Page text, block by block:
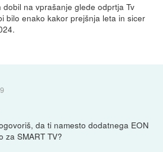
dobil na vprašanje glede odprtja Tv
bilo enako kakor prejšnja leta in sicer
da ti namesto dodatnega EON
za SMART TV?